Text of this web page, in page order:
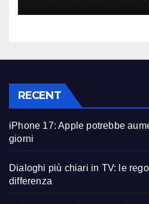
RECENT
iPhone 17: Apple potrebbe
giorni
Dialoghi più chiari in TV: le
differenza